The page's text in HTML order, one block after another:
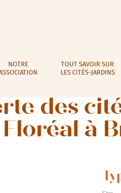
NOTRE
TOUT SAVOIR SUR
LES CITÉS-JARDINS
des
Floréal à